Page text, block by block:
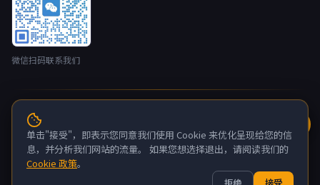
微信扫码联系我们
© 2026 蜂巢云盒 nestbox.top · 开发者：广州蚂侠网络技术有限
公司 版权所有
粤ICP备2022132880号-6
单击"接受"，即表示您同意我们使用 Cookie 来优化呈现给您的信
息，并分析我们网站的流量。 如果您想选择退出，请阅读我们的
Cookie 政策。